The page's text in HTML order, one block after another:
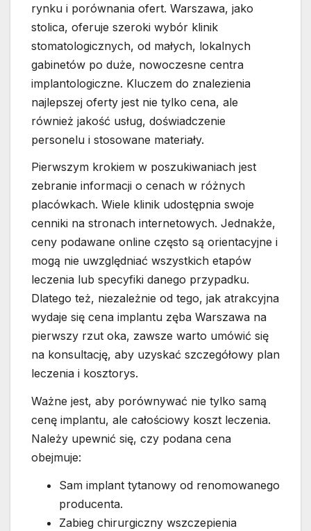
rynku i porównania ofert. Warszawa, jako
stolica, oferuje szeroki wybór klinik
stomatologicznych, od małych, lokalnych
gabinetów po duże, nowoczesne centra
implantologiczne. Kluczem do znalezienia
najlepszej oferty jest nie tylko cena, ale
również jakość usług, doświadczenie
personelu i stosowane materiały.
Pierwszym krokiem w poszukiwaniach jest
zebranie informacji o cenach w różnych
placówkach. Wiele klinik udostępnia swoje
cenniki na stronach internetowych. Jednakże,
ceny podawane online często są orientacyjne i
mogą nie uwzględniać wszystkich etapów
leczenia lub specyfiki danego przypadku.
Dlatego też, niezależnie od tego, jak atrakcyjna
wydaje się cena implantu zęba Warszawa na
pierwszy rzut oka, zawsze warto umówić się
na konsultację, aby uzyskać szczegółowy plan
leczenia i kosztorys.
Ważne jest, aby porównywać nie tylko samą
cenę implantu, ale całościowy koszt leczenia.
Należy upewnić się, czy podana cena
obejmuje:
Sam implant tytanowy od renomowanego
producenta.
Zabieg chirurgiczny wszczepienia